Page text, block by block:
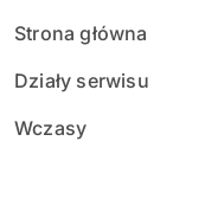
Strona główna
Działy serwisu
Wczasy